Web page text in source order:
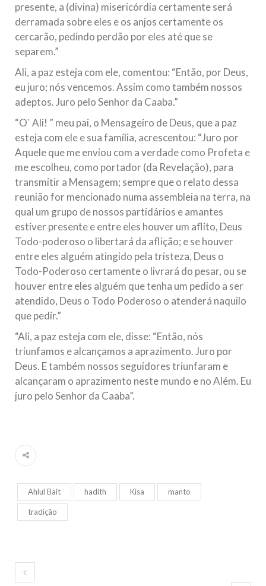
presente, a (divina) misericórdia certamente será
derramada sobre eles e os anjos certamente os
cercarão, pedindo perdão por eles até que se
separem.”
Ali, a paz esteja com ele, comentou: “Então, por Deus,
eu juro; nós vencemos. Assim como também nossos
adeptos. Juro pelo Senhor da Caaba.”
“O` Ali! ” meu pai, o Mensageiro de Deus, que a paz
esteja com ele e sua família, acrescentou: “Juro por
Aquele que me enviou com a verdade como Profeta e
me escolheu, como portador (da Revelação), para
transmitir a Mensagem; sempre que o relato dessa
reunião for mencionado numa assembleia na terra, na
qual um grupo de nossos partidários e amantes
estiver presente e entre eles houver um aflito, Deus
Todo-poderoso o libertará da aflição; e se houver
entre eles alguém atingido pela tristeza, Deus o
Todo-Poderoso certamente o livrará do pesar, ou se
houver entre eles alguém que tenha um pedido a ser
atendido, Deus o Todo Poderoso o atenderá naquilo
que pedir.”
“Ali, a paz esteja com ele, disse: “Então, nós
triunfamos e alcançamos a aprazimento. Juro por
Deus. E também nossos seguidores triunfaram e
alcançaram o aprazimento neste mundo e no Além. Eu
juro pelo Senhor da Caaba”.
Ahlul Bait hadith Kisa manto
tradição